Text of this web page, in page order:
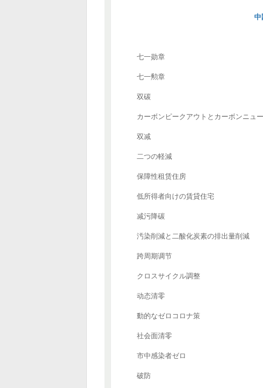
中
七一勋章
七一勲章
双碳
カーボンピークアウトとカーボンニュ
双减
二つの軽減
保障性租赁住房
低所得者向けの賃貸住宅
减污降碳
汚染削減と二酸化炭素の排出量削減
跨周期调节
クロスサイクル調整
动态清零
動的なゼロコロナ策
社会面清零
市中感染者ゼロ
破防